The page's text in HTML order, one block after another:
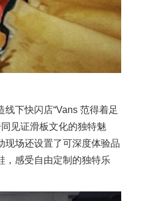
下快闪店“Vans 范得着足
见证滑板文化的独特魅
现场还设置了可深度体验品
，感受自由定制的独特乐